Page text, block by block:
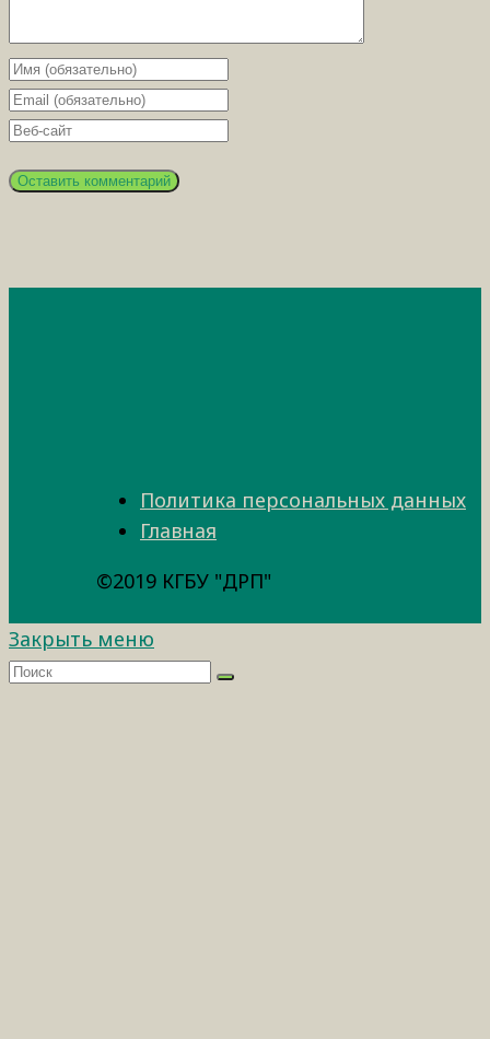
Политика персональных данных
Главная
©2019 КГБУ "ДРП"
Закрыть меню